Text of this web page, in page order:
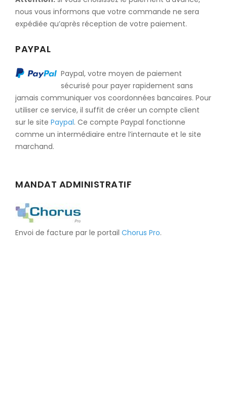
nous vous informons que votre commande ne sera
expédiée qu’après réception de votre paiement.
PAYPAL
Paypal, votre moyen de paiement
sécurisé pour payer rapidement sans
jamais communiquer vos coordonnées bancaires. Pour
utiliser ce service, il suffit de créer un compte client
sur le site Paypal. Ce compte Paypal fonctionne
comme un intermédiaire entre l’internaute et le site
marchand.
MANDAT ADMINISTRATIF
Envoi de facture par le portail Chorus Pro.